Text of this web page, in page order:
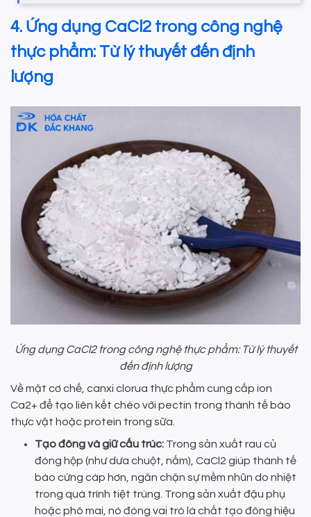
4. Ứng dụng CaCl2 trong công nghệ
thực phẩm: Từ lý thuyết đến định
lượng
Ứng dụng CaCl2 trong công nghệ thực phẩm: Từ lý thuyết
đến định lượng
Về mặt cơ chế, canxi clorua thực phẩm cung cấp ion
Ca2+ để tạo liên kết chéo với pectin trong thành tế bào
thực vật hoặc protein trong sữa.
Tạo đông và giữ cấu trúc: Trong sản xuất rau củ
đóng hộp (như dưa chuột, nấm), CaCl2 giúp thành tế
bào cứng cáp hơn, ngăn chặn sự mềm nhũn do nhiệt
trong quá trình tiệt trùng. Trong sản xuất đậu phụ
hoặc phô mai, nó đóng vai trò là chất tạo đông hiệu